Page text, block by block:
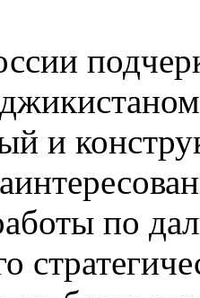
и
по